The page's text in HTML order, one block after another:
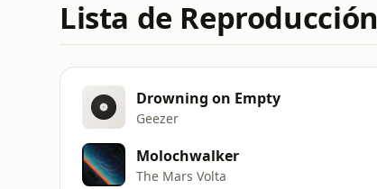
Lista de Reproducción
Drowning on Empty
Geezer
Molochwalker
The Mars Volta